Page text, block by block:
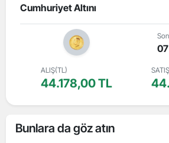
Cumhuriyet Altını
ALIŞ(TL)
44.178,00 TL
Bunlara da göz atın